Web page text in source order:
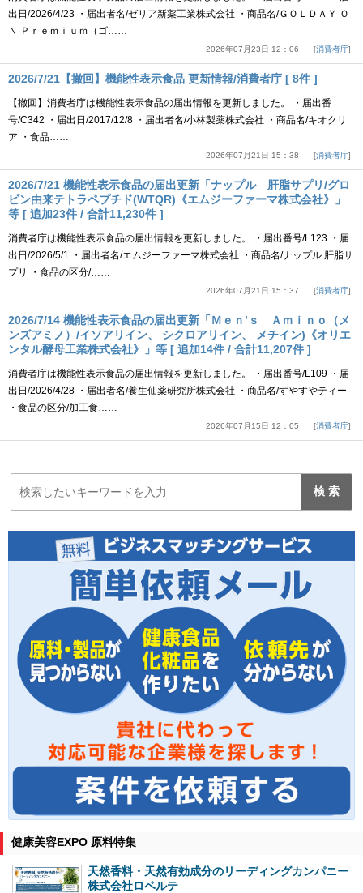
出日/2026/4/23 ・届出者名/ゼリア新薬工業株式会社 ・商品名/ＧＯＬＤＡＹ Ｏ
Ｎ Ｐｒｅｍｉｕｍ（ゴ……
2026年07月23日 12：06 消費者庁
2026/7/21【撤回】機能性表示食品 更新情報/消費者庁 [ 8件 ]
【撤回】消費者庁は機能性表示食品の届出情報を更新しました。 ・届出番
号/C342 ・届出日/2017/12/8 ・届出者名/小林製薬株式会社 ・商品名/キオクリ
ア ・食品……
2026年07月21日 15：38 消費者庁
2026/7/21 機能性表示食品の届出更新「ナップル 肝脂サプリ/グロ
ビン由来テトラペプチド(WTQR)《エムジーファーマ株式会社》」
等 [ 追加23件 / 合計11,230件 ]
消費者庁は機能性表示食品の届出情報を更新しました。 ・届出番号/L123 ・届
出日/2026/5/1 ・届出者名/エムジーファーマ株式会社 ・商品名/ナップル 肝脂サ
プリ ・食品の区分/……
2026年07月21日 15：37 消費者庁
2026/7/14 機能性表示食品の届出更新「Ｍｅｎ’ｓ Ａｍｉｎｏ（メ
ンズアミノ）/イソアリイン、 シクロアリイン、 メチイン)《オリエ
ンタル酵母工業株式会社》」等 [ 追加14件 / 合計11,207件 ]
消費者庁は機能性表示食品の届出情報を更新しました。 ・届出番号/L109 ・届
出日/2026/4/28 ・届出者名/養生仙薬研究所株式会社 ・商品名/すやすやティー
・食品の区分/加工食……
2026年07月15日 12：05 消費者庁
健康美容EXPO 原料特集
天然香料・天然有効成分のリーディングカンパニー
株式会社ロベルテ